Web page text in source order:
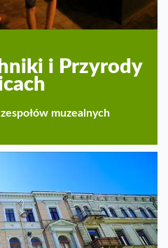
i Przyrody
muzealnych